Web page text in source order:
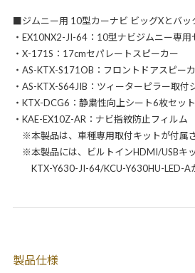
■ジムニー用 10型カーナビ ビッグXとバッ
・EX10NX2-JI-64：10型ナビジムニー専用
・X-171S：17cmセパレートスピーカー
・AS-KTX-S171OB：フロントドアスピー
・AS-KTX-S64JIB：ツィーターピラー取付
・KTX-DCG6：静粛性向上シート6枚セット
・KAE-EX10Z-AR：ナビ指紋防止フィルム
※本製品は、車種専用取付キットが付属さ
※本製品には、ビルトインHDMI/USBキ
KTX-Y630-JI-64/KCU-Y630HU-LED-A
製品仕様